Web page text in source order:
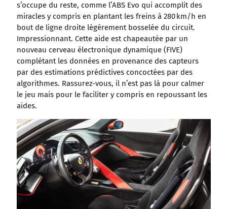
s’occupe du reste, comme l’ABS Evo qui accomplit des
miracles y compris en plantant les freins à 280 km/h en
bout de ligne droite légèrement bosselée du circuit.
Impressionnant. Cette aide est chapeautée par un
nouveau cerveau électronique dynamique (FIVE)
complétant les données en provenance des capteurs
par des estimations prédictives concoctées par des
algorithmes. Rassurez-vous, il n’est pas là pour calmer
le jeu mais pour le faciliter y compris en repoussant les
aides.